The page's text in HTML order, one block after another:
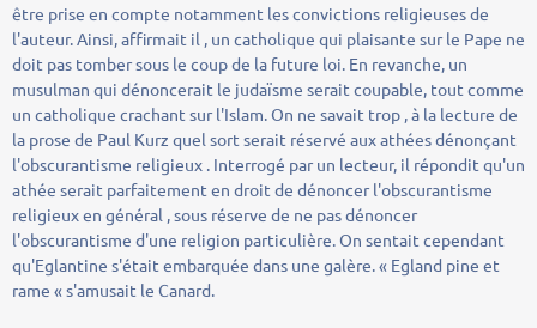
être prise en compte notamment les convictions religieuses de
l'auteur. Ainsi, affirmait il , un catholique qui plaisante sur le Pape ne
doit pas tomber sous le coup de la future loi. En revanche, un
musulman qui dénoncerait le judaïsme serait coupable, tout comme
un catholique crachant sur l'Islam. On ne savait trop , à la lecture de
la prose de Paul Kurz quel sort serait réservé aux athées dénonçant
l'obscurantisme religieux . Interrogé par un lecteur, il répondit qu'un
athée serait parfaitement en droit de dénoncer l'obscurantisme
religieux en général , sous réserve de ne pas dénoncer
l'obscurantisme d'une religion particulière. On sentait cependant
qu'Eglantine s'était embarquée dans une galère. « Egland pine et
rame « s'amusait le Canard.